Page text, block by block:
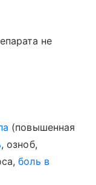
не
(повышенная
, озноб,
боль в